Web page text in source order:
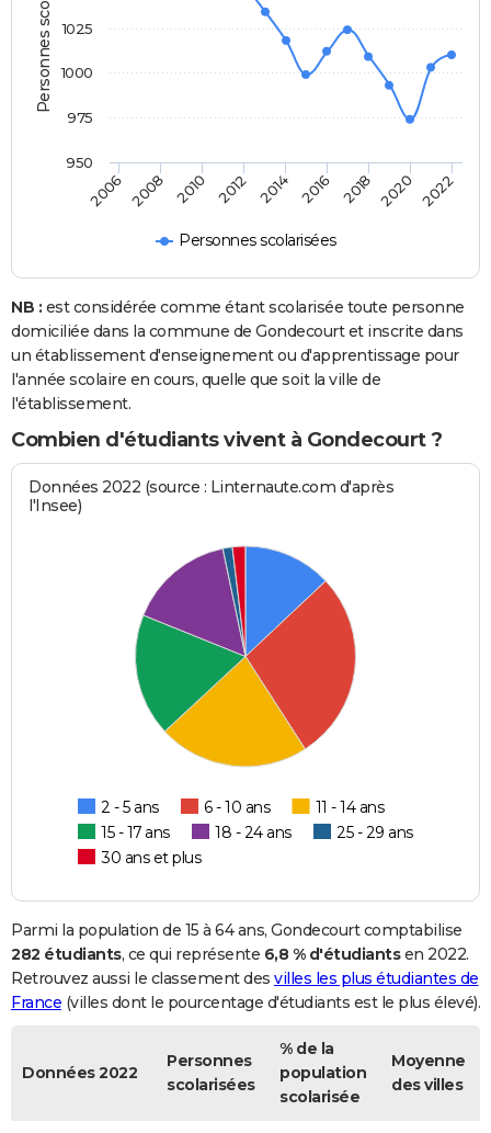
Personnes scolarisées
2006 2008 2010 2012 2014 2016 2018 2020 2022
950
975
1000
1025
NB : est considérée comme étant scolarisée toute personne
domiciliée dans la commune de Gondecourt et inscrite dans
un établissement d'enseignement ou d'apprentissage pour
l'année scolaire en cours, quelle que soit la ville de
l'établissement.
Combien d'étudiants vivent à Gondecourt ?
Données 2022 (source : Linternaute.com d'après
l'Insee)
2 - 5 ans 6 - 10 ans
11 - 14 ans
15 - 17 ans
18 - 24 ans
25 - 29 ans
30 ans et plus
Parmi la population de 15 à 64 ans, Gondecourt comptabilise
282 étudiants, ce qui représente 6,8 % d'étudiantsen 2022.
Retrouvez aussi le classement des villes les plus étudiantes de
France (villes dont le pourcentage d'étudiants est le plus élevé).
Données 2022
Personnes
scolarisées
% de la
population
scolarisée
Moyenne
des villes